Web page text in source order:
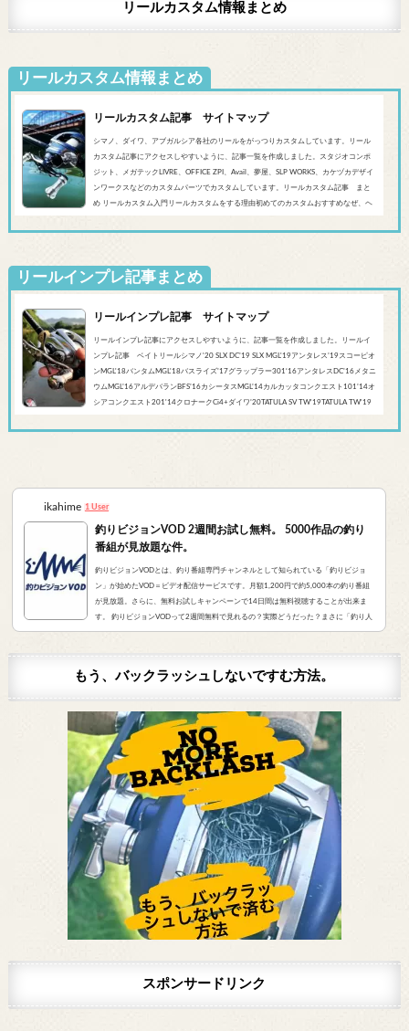
リールカスタム情報まとめ
リールカスタム情報まとめ
リールカスタム記事 サイトマップ
シマノ、ダイワ、アブガルシア各社のリールをがっつりカスタムしています。リール
カスタム記事にアクセスしやすいように、記事一覧を作成しました。スタジオコンポ
ジット、メガテックLIVRE、OFFICE ZPI、Avail、夢屋、SLP WORKS、カケヅカデザイ
ンワークスなどのカスタムパーツでカスタムしています。リールカスタム記事 まと
め リールカスタム入門リールカスタムをする理由初めてのカスタムおすすめなぜ、ヘ
スMGL’19スコーピオンMGL&#0...
リールインプレ記事まとめ
リールインプレ記事 サイトマップ
リールインプレ記事にアクセスしやすいように、記事一覧を作成しました。リールイ
ンプレ記事 ベイトリールシマノ'20 SLX DC’19 SLX MGL'19アンタレス’19スコーピオ
ンMGL'18バンタムMGL'18バスライズ’17グラップラー301‘16アンタレスDC’16メタニ
ウムMGL’16アルデバランBFS’16カシータスMGL’14カルカッタコンクエスト101’14オ
シアコンクエスト201'14クロナークCi4+ダイワ’20TATULA SV TW'19TATULA TW'19
ガルシア’...
ikahime 1 User
釣りビジョンVOD 2週間お試し無料。 5000作品の釣り
番組が見放題な件。
釣りビジョンVODとは、釣り番組専門チャンネルとして知られている「釣りビジョ
ン」が始めたVOD＝ビデオ配信サービスです。月額1,200円で約5,000本の釣り番組
が見放題。さらに、無料お試しキャンペーンで14日間は無料視聴することが出来ま
す。 釣りビジョンVODって2週間無料で見れるの？実際どうだった？まさに「釣り人
が求めていたVOD」でした。実際にサービスを申し込んだので、レビューをお伝えし
もう、バックラッシュしないですむ方法。
スポンサードリンク